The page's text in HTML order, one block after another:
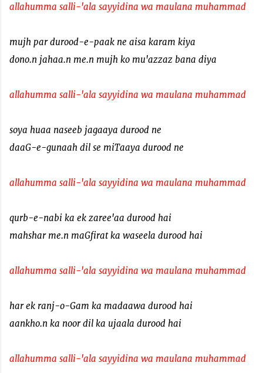
allahumma salli-'ala sayyidina wa maulana muhammad
mujh par durood-e-paak ne aisa karam kiya
dono.n jahaa.n me.n mujh ko mu'azzaz bana diya
allahumma salli-'ala sayyidina wa maulana muhammad
soya huaa naseeb jagaaya durood ne
daaG-e-gunaah dil se miTaaya durood ne
allahumma salli-'ala sayyidina wa maulana muhammad
qurb-e-nabi ka ek zaree'aa durood hai
mahshar me.n maGfirat ka waseela durood hai
allahumma salli-'ala sayyidina wa maulana muhammad
har ek ranj-o-Gam ka madaawa durood hai
aankho.n ka noor dil ka ujaala durood hai
allahumma salli-'ala sayyidina wa maulana muhammad